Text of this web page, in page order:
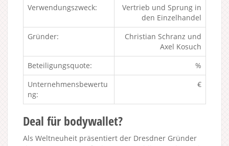
Verwendungszweck:
Vertrieb und Sprung in
den Einzelhandel
Gründer:
Christian Schranz und
Axel Kosuch
Beteiligungsquote:
%
Unternehmensbewertu
ng:
€
Deal für bodywallet?
Als Weltneuheit präsentiert der Dresdner Gründer